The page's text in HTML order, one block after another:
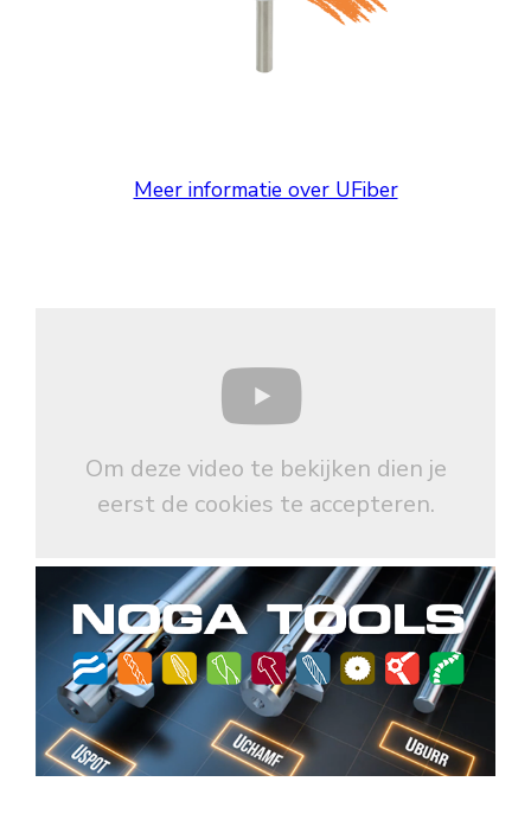
Meer informatie over UFiber
Om deze video te bekijken dien je
eerst de cookies te accepteren.